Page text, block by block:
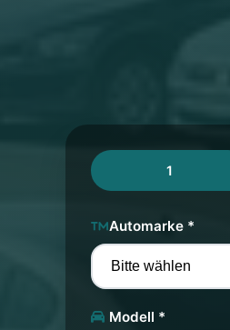
1
Automarke *
Modell *